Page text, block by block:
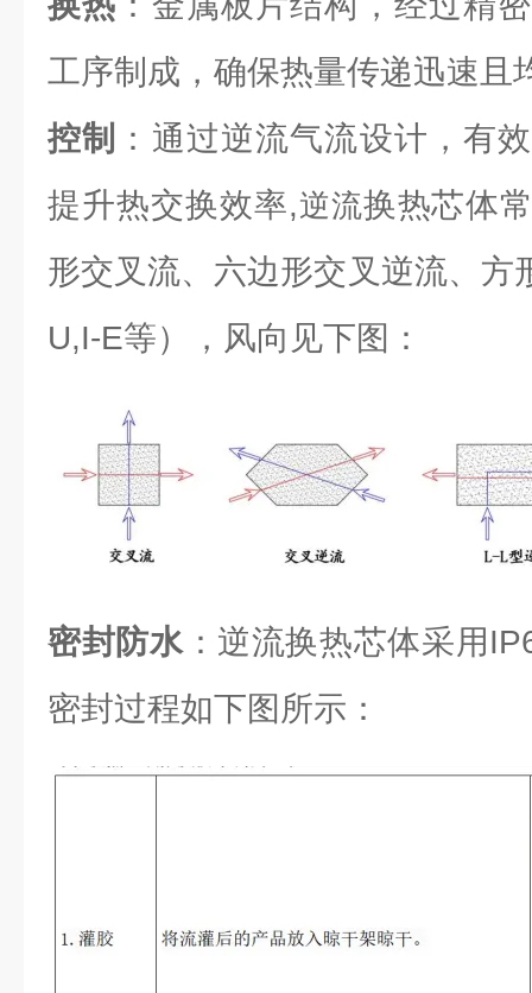
工序制成，确保热量传递迅速且
控制
：通过逆流气流设计，有
提升热交换效率,逆流换热芯体
形交叉流、六边形交叉逆流、方
U,I-E等），风向见下图：
密封防水：逆流换热芯体采用
密封过程如下图所示：